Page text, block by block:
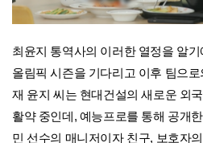
최윤지 통역사의 이러한 열정을 알
올림픽 시즌을 기다리고 이후 팀으
재 윤지 씨는 현대건설의 새로운 외
활약 중인데, 예능프로를 통해 공개
민 선수의 매니저이자 친구, 보호자